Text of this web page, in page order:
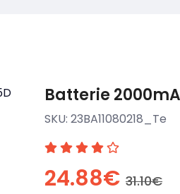
Batterie
SKU: 23BA11080218_Te
24.88€ 31.10€